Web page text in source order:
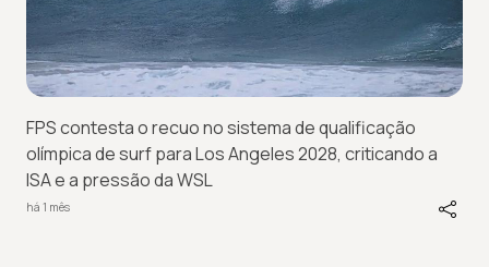
FPS contesta o recuo no sistema de qualificação
olímpica de surf para Los Angeles 2028, criticando a
ISA e a pressão da WSL
há 1 mês